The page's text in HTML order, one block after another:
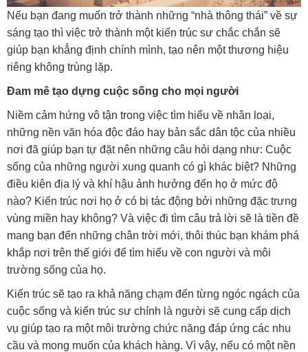
Nếu bạn đang muốn trở thành những “nhà thông thái” về sự
sáng tạo thì việc trở thành một kiến trúc sư chắc chắn sẽ
giúp bạn khẳng định chính mình, tạo nên một thương hiệu
riêng không trùng lặp.
Đam mê tạo dựng cuộc sống cho mọi người
Niềm cảm hứng vô tận trong việc tìm hiểu về nhân loại,
những nền văn hóa độc đáo hay bản sắc dân tộc của nhiều
nơi đã giúp bạn tự đặt nên những câu hỏi dạng như: Cuộc
sống của những người xung quanh có gì khác biệt? Những
điều kiện địa lý và khí hậu ảnh hưởng đến họ ở mức độ
nào? Kiến trúc nơi họ ở có bị tác động bởi những đặc trưng
vùng miền hay không? Và việc đi tìm câu trả lời sẽ là tiền đề
mang bạn đến những chân trời mới, thôi thúc bạn khám phá
khắp nơi trên thế giới để tìm hiểu về con người và môi
trường sống của họ.
Kiến trúc sẽ tạo ra khả năng chạm đến từng ngóc ngách của
cuộc sống và kiến trúc sư chính là người sẽ cung cấp dịch
vụ giúp tạo ra một môi trường chức năng đáp ứng các nhu
cầu và mong muốn của khách hàng. Vì vậy, nếu có một nền